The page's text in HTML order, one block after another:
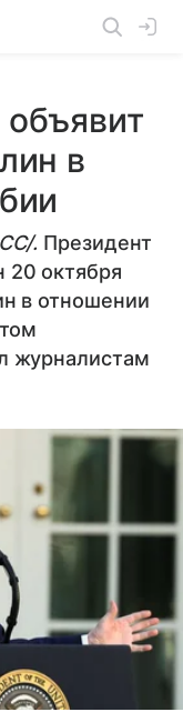
в
. Президент
октября
в отношении
журналистам